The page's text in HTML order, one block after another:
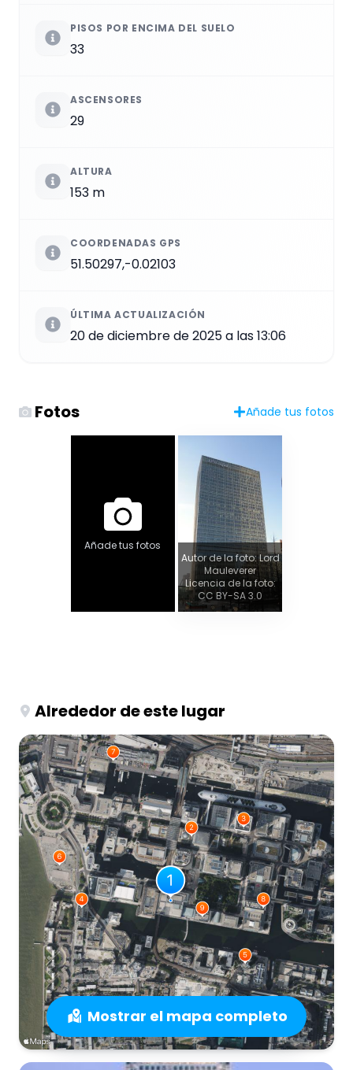
PISOS POR ENCIMA DEL SUELO
33
ASCENSORES
29
ALTURA
153 m
COORDENADAS GPS
51.50297,-0.02103
ÚLTIMA ACTUALIZACIÓN
20 de diciembre de 2025 a las 13:06
Fotos Añade tus fotos
Añade tus fotos
Autor de la foto: Lord
Mauleverer
Licencia de la foto:
CC BY-SA 3.0
Alrededor de este lugar
Mostrar el mapa completo